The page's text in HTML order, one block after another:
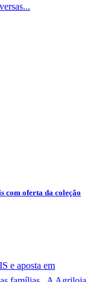
com oferta da coleção
e aposta em